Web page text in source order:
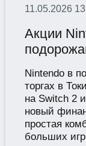
11.05.2026
Акции
Nintendo в
торгах в
на Switch 2
новый
простая
больших